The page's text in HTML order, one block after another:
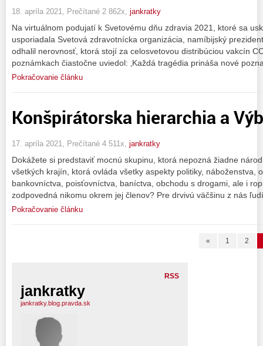
18. apríla 2021, Prečítané 2 862x, jankratky
Na virtuálnom podujatí k Svetovému dňu zdravia 2021, ktoré sa
usporiadala Svetová zdravotnícka organizácia, namíbijský
odhalil nerovnosť, ktorá stojí za celosvetovou distribúciou vakcín
poznámkach čiastočne uviedol: ‚Každá tragédia prináša nové
Pokračovanie článku
Konšpirátorska hierarchia a
17. apríla 2021, Prečítané 4 511x, jankratky
Dokážete si predstaviť mocnú skupinu, ktorá nepozná žiadne
všetkých krajín, ktorá ovláda všetky aspekty politiky, náboženstva,
bankovníctva, poisťovníctva, baníctva, obchodu s drogami, ale i
zodpovedná nikomu okrem jej členov? Pre drvivú väčšinu z nás
Pokračovanie článku
« 1 2
RSS
jankratky
jankratky.blog.pravda.sk